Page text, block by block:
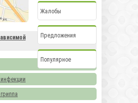
Жалобы
Предложения
Популярное